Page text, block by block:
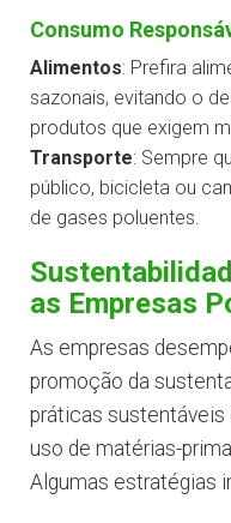
Consumo
Alimentos: Prefira
sazonais, evitando o
produtos que exigem
Transporte: Sempre
público, bicicleta ou
de gases poluentes.
as Empresas
As empresas
promoção da
práticas sustentáveis
uso de matérias-
Algumas estratégias